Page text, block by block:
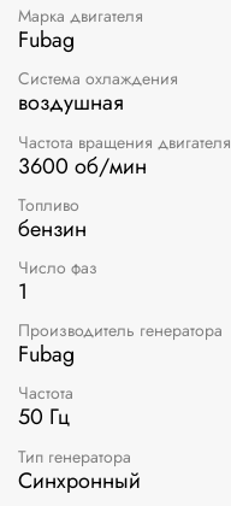
Марка двигателя
Fubag
Система охлаждения
воздушная
Частота вращения двигателя
3600 об/мин
Топливо
бензин
Число фаз
1
Производитель генератора
Fubag
Частота
50 Гц
Тип генератора
Синхронный